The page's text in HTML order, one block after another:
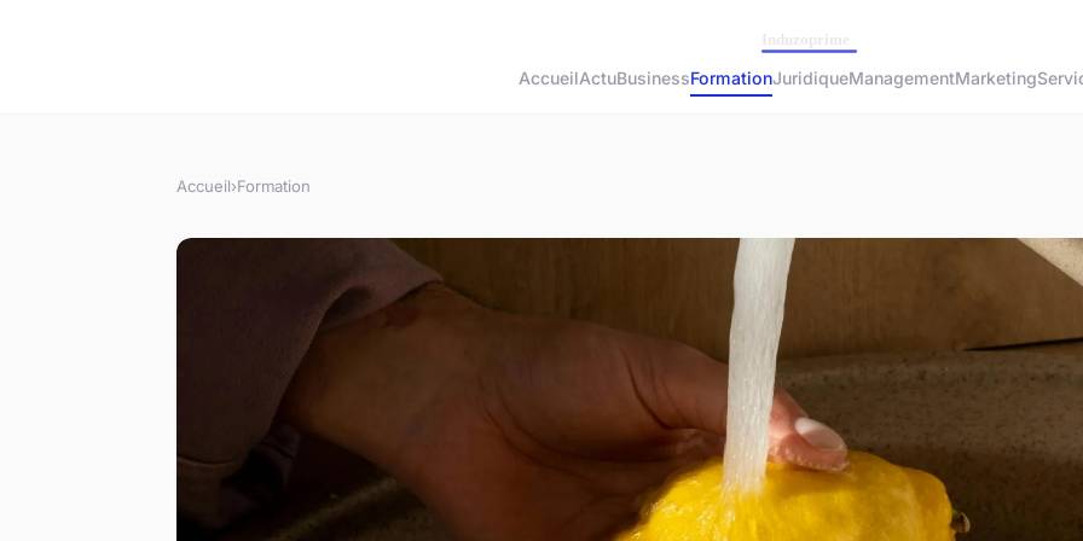
AccueilActuBusinessFormationJuridiqueManagementMarketing
Accueil›Formation